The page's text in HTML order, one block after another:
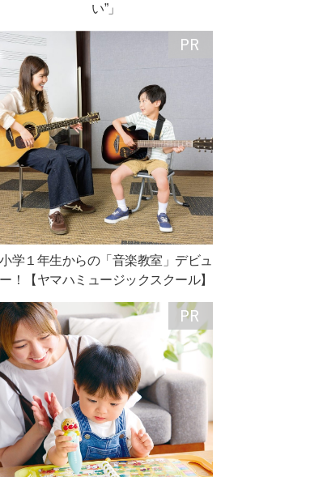
い”」
小学１年生からの「音楽教室」デビュ
ー！【ヤマハミュージックスクール】